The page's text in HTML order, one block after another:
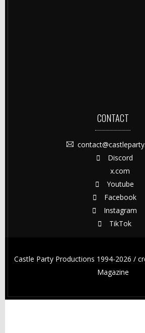
CONTACT
Discord
x.com
Youtube
Facebook
Instagram
TikTok
Castle Party Productions 1994-2026 /
Magazine